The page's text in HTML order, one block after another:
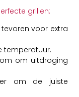
grillen:
voor extra
temperatuur.
om uitdroging
om de juiste